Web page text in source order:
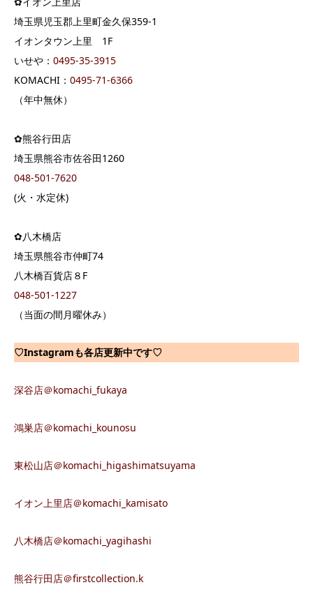
埼玉県児玉郡上里町金久保359-1
イオンタウン上里 1F
いせや： 0495-35-3915
KOMACHI： 0495-71-6366
（年中無休）
✿熊谷行田店
埼玉県熊谷市佐谷田1260
048-501-7620
(火・水定休)
✿八木橋店
埼玉県熊谷市仲町74
八木橋百貨店８F
048-501-1227
（当面の間月曜休み）
♡Instagramも各店更新中です♡
深谷店＠komachi_fukaya
鴻巣店＠komachi_kounosu
東松山店＠komachi_higashimatsuyama
イオン上里店＠komachi_kamisato
八木橋店＠komachi_yagihashi
熊谷行田店＠firstcollection.k